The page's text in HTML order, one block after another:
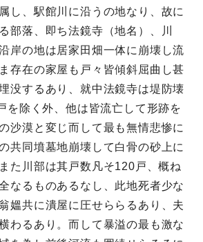
し、駅館川に沿うの地なり、故に
部落、即ち法鏡寺（地名）、川
岸の地は居家田畑一体に崩壊し流
存在の家屋も戸々皆傾斜屈曲し甚
没するあり、就中法鏡寺は堤防壊
を除く外、他は皆流亡して形跡を
沙漠と変じ而して最も無情悲惨に
共同墳墓地崩壊して白骨の砂上に
た川部は其戸数凡そ120戸、概ね
なるものあるなし、此地死者少な
媼共に潰屋に圧せららるあり、夫
わるあり。而して暴溢の最も激な